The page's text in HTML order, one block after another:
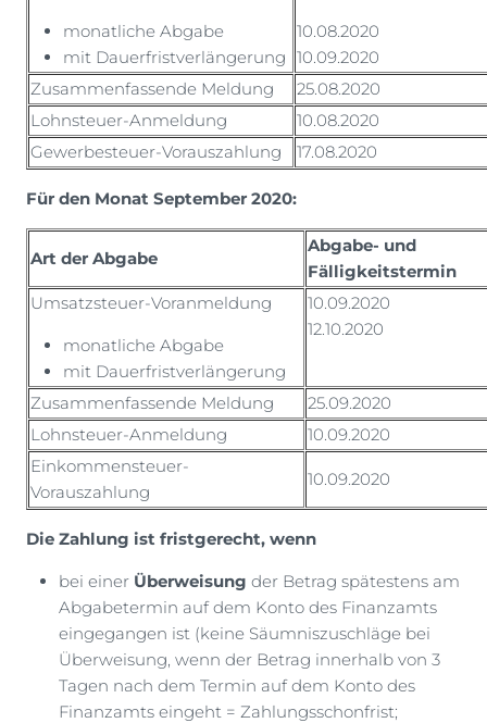
monatliche Abgabe
mit Dauerfristverlängerung
10.08.2020
10.09.2020
Zusammenfassende Meldung
25.08.2020
Lohnsteuer-Anmeldung
10.08.2020
Gewerbesteuer-Vorauszahlung
17.08.2020
Für den Monat September 2020:
Art der Abgabe
Abgabe- und
Fälligkeitstermin
Umsatzsteuer-Voranmeldung
monatliche Abgabe
mit Dauerfristverlängerung
10.09.2020
12.10.2020
Zusammenfassende Meldung
25.09.2020
Lohnsteuer-Anmeldung
10.09.2020
Einkommensteuer-
Vorauszahlung
10.09.2020
Die Zahlung ist fristgerecht, wenn
bei einer Überweisung der Betrag spätestens am
Abgabetermin auf dem Konto des Finanzamts
eingegangen ist (keine Säumniszuschläge bei
Überweisung, wenn der Betrag innerhalb von 3
Tagen nach dem Termin auf dem Konto des
Finanzamts eingeht = Zahlungsschonfrist;